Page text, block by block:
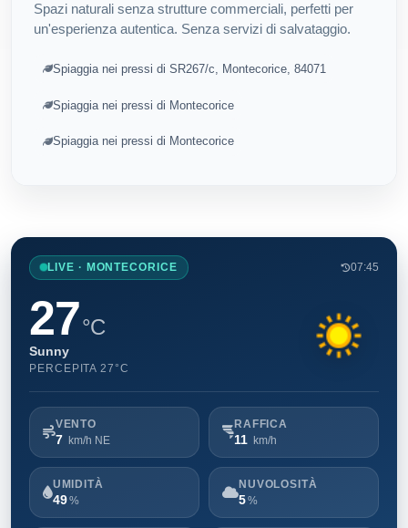
Spazi naturali senza strutture commerciali, perfetti per
un'esperienza autentica. Senza servizi di salvataggio.
Spiaggia nei pressi di SR267/c, Montecorice, 84071
Spiaggia nei pressi di Montecorice
Spiaggia nei pressi di Montecorice
LIVE · MONTECORICE 07:45
27°C
Sunny
PERCEPITA 27°C
VENTO
7 km/h NE
RAFFICA
11 km/h
UMIDITÀ
49 %
NUVOLOSITÀ
5%